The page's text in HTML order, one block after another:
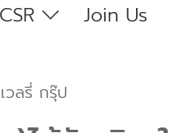
CSR Join Us
วลรี่ กรุ๊ป